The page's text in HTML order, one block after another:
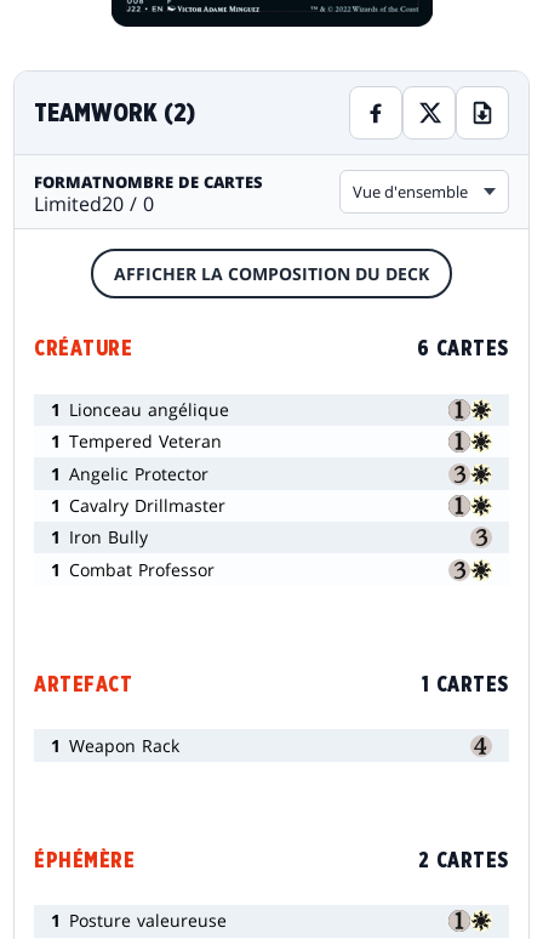
TEAMWORK (2)
FORMAT
Limited
NOMBRE DE CARTES
20 / 0 Vue d'ensemble
AFFICHER LA COMPOSITION DU DECK
CRÉATURE 6 CARTES
1 Lionceau angélique
1 Tempered Veteran
1 Angelic Protector
1 Cavalry Drillmaster
1 Iron Bully
1 Combat Professor
ARTEFACT 1 CARTES
1 Weapon Rack
ÉPHÉMÈRE 2 CARTES
1 Posture valeureuse